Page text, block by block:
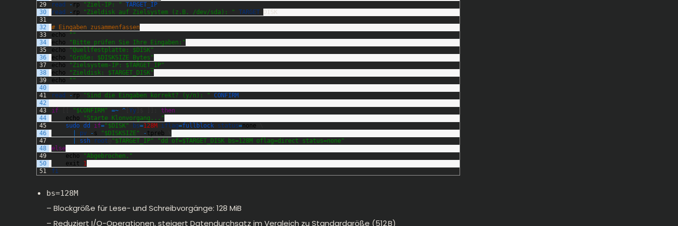
29
30
31
32
33
34
35
36
37
38
39
40
41
42
43
44
45
46
47
48
49
50
51
read
- rp "Ziel-IP: "
TARGET_IP
read
- rp "Zieldisk auf Zielsystem (z.B. /dev/sda): " TARGET DISK
# Eingaben zusammenfassen
echo
""
echo
"Bitte prüfen Sie Ihre Eingaben:"
echo
"Quellfestplatte: $DISK"
echo
"Größe: $DISKSIZE Bytes"
echo
"Zielsystem-IP: $TARGET_IP"
echo
"Zieldisk: $TARGET_DISK"
echo
""
read - rp "Sind die Eingaben korrekt? (y/n): " CONFIRM
if "$CONFIRM" =~ ^ Yy
then
echo
"Starte Klonvorgang..."
sudo dd if="$DISK" bs=128M iflag=fullblock status=none
pv -s "$DISKSIZE" -tpreb
ssh root "$TARGET_IP"
"dd of=$TARGET_DISK bs=128M oflag=direct status=none"
else
echo
"Abgebrochen."
exit
1
fi
bs=128M
– Blockgröße für Lese- und Schreibvorgänge: 128 MiB
– Reduziert I/O-Operationen, steigert Datendurchsatz im Vergleich zu Standardgröße (512 B)